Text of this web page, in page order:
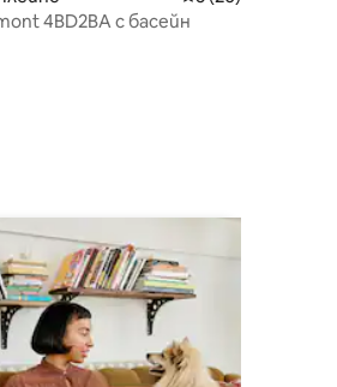
4BD2BA с басейн